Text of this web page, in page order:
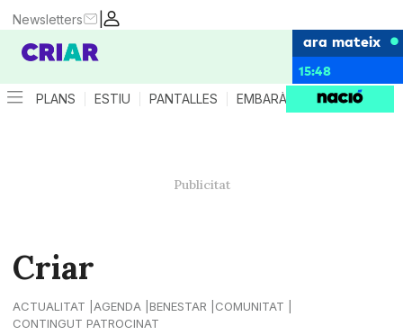
|
Newsletters
ara mateix
15:48
PLANS ESTIU PANTALLES EMBARÀS CRIANÇA
Criar
ACTUALITAT AGENDA BENESTAR
COMUNITAT
CONTINGUT PATROCINAT